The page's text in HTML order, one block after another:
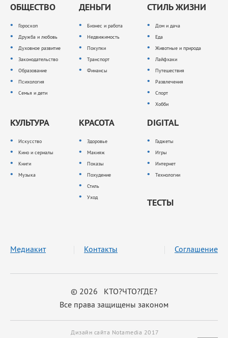
ОБЩЕСТВО
Гороскоп
Дружба и любовь
Духовное развитие
Законодательство
Образование
Психология
Семья и дети
ДЕНЬГИ
Бизнес и работа
Недвижимость
Покупки
Транспорт
Финансы
СТИЛЬ ЖИЗНИ
Дом и дача
Еда
Животные и природа
Лайфхаки
Путешествия
Развлечения
Спорт
Хобби
КУЛЬТУРА
Искусство
Кино и сериалы
Книги
Музыка
КРАСОТА
Здоровье
Макияж
Показы
Похудение
Стиль
Уход
DIGITAL
Гаджеты
Игры
Интернет
Технологии
ТЕСТЫ
© 2026 КТО?ЧТО?ГДЕ?
Все права защищены законом
Медиакит Контакты Соглашение
Дизайн сайта Notamedia 2017